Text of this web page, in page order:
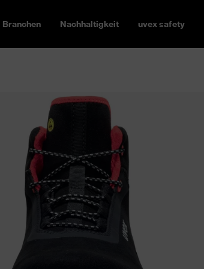
Branchen Nachhaltigkeit uvex safety